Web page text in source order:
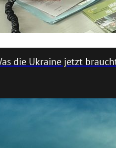
die Ukraine jetzt